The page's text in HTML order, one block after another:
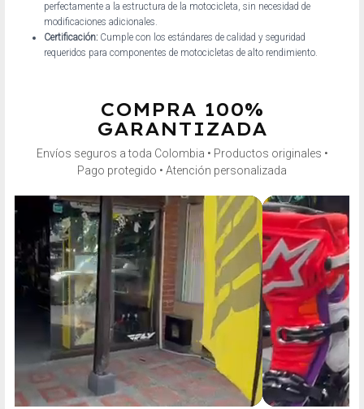
perfectamente a la estructura de la motocicleta, sin necesidad de
modificaciones adicionales.
Certificación:Cumple con los estándares de calidad y seguridad
requeridos para componentes de motocicletas de alto rendimiento.
COMPRA 100%
GARANTIZADA
Envíos seguros a toda Colombia • Productos originales •
Pago protegido • Atención personalizada